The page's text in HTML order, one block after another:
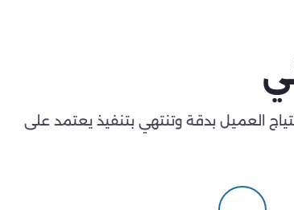
العميل بدقة وتنتهي بتنفيذ يعتمد على